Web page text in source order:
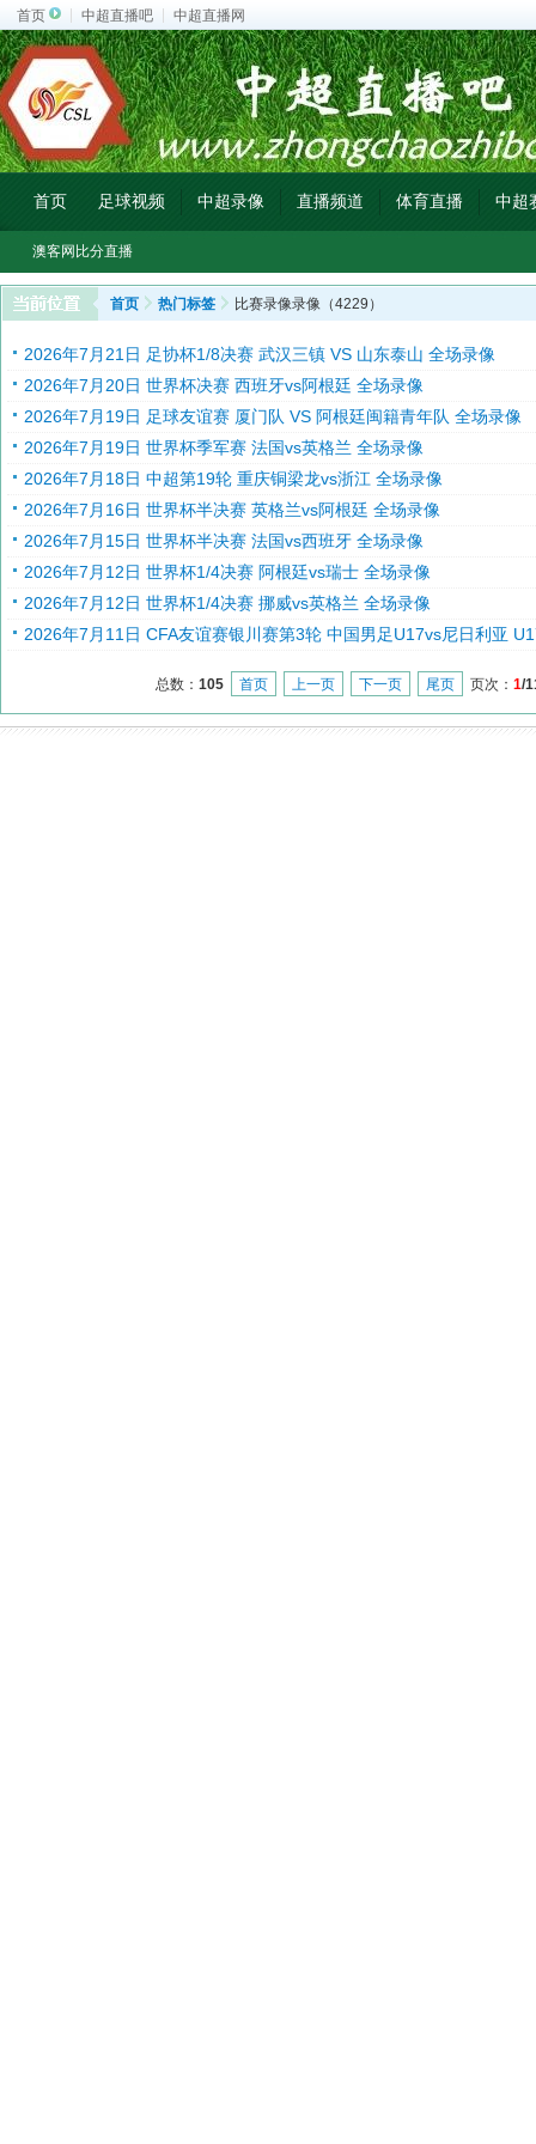
首页 中超直播吧 中超直播网
首页 足球视频 中超录像 直播频道 体育直播 中超
澳客网比分直播
首页 热门标签 比赛录像录像（4229）
2026年7月21日 足协杯1/8决赛 武汉三镇 VS 山东泰山 全场录像
2026年7月20日 世界杯决赛 西班牙vs阿根廷 全场录像
2026年7月19日 足球友谊赛 厦门队 VS 阿根廷闽籍青年队 全场录像
2026年7月19日 世界杯季军赛 法国vs英格兰 全场录像
2026年7月18日 中超第19轮 重庆铜梁龙vs浙江 全场录像
2026年7月16日 世界杯半决赛 英格兰vs阿根廷 全场录像
2026年7月15日 世界杯半决赛 法国vs西班牙 全场录像
2026年7月12日 世界杯1/4决赛 阿根廷vs瑞士 全场录像
2026年7月12日 世界杯1/4决赛 挪威vs英格兰 全场录像
2026年7月11日 CFA友谊赛银川赛第3轮 中国男足U17vs尼日利亚
总数： 105 首页 上一页 下一页 尾页 页次： 1/